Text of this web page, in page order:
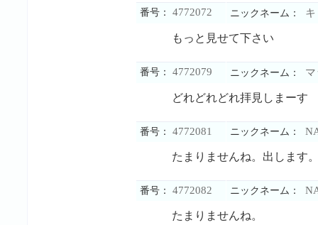
番号： 4772072 ニックネーム：
もっと見せて下さい
番号： 4772079 ニックネーム：
どれどれどれ拝見しまーす
番号： 4772081 ニックネーム：
たまりませんね。出します
番号： 4772082 ニックネーム：
たまりませんね。